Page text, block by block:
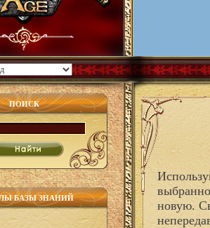
ПОИСК
БАЗЫ ЗНАНИЙ
новую.